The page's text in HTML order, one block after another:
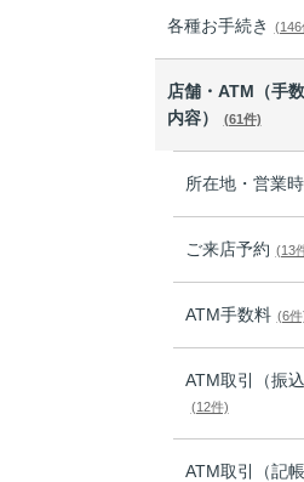
各種お手続き (146
店舗・ATM（手
内容）
(61件)
所在地・営業
ご来店予約 (13
ATM手数料 (6件
ATM取引（振込
(12件)
ATM取引（記帳